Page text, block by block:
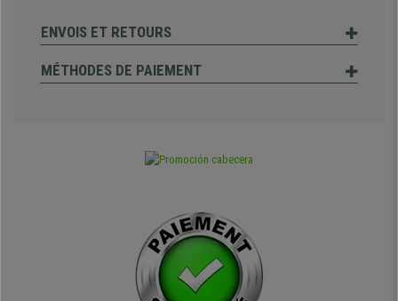
ENVOIS ET RETOURS
MÉTHODES DE PAIEMENT